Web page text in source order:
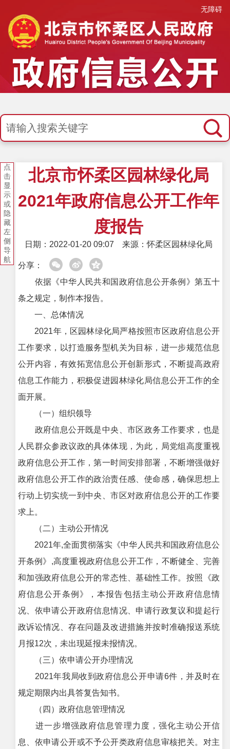
无障碍
点
击
显
示
或
隐
藏
左
侧
导
航
北京市怀柔区园林绿化局
2021年政府信息公开工作年
度报告
日期：2022-01-20 09:07 来源：怀柔区园林绿化局
分享：
依据《中华人民共和国政府信息公开条例》第五十
条之规定，制作本报告。
一、总体情况
2021年，区园林绿化局严格按照市区政府信息公开
工作要求，以打造服务型机关为目标，进一步规范信息
公开内容，有效拓宽信息公开创新形式，不断提高政府
信息工作能力，积极促进园林绿化局信息公开工作的全
面开展。
（一）组织领导
政府信息公开既是中央、市区政务工作要求，也是
人民群众参政议政的具体体现，为此，局党组高度重视
政府信息公开工作，第一时间安排部署，不断增强做好
政府信息公开工作的政治责任感、使命感，确保思想上
行动上切实统一到中央、市区对政府信息公开的工作要
求上。
（二）主动公开情况
2021年,全面贯彻落实《中华人民共和国政府信息公
开条例》,高度重视政府信息公开工作，不断健全、完善
和加强政府信息公开的常态性、基础性工作。按照《政
府信息公开条例》，本报告包括主动公开政府信息情
况、依申请公开政府信息情况、申请行政复议和提起行
政诉讼情况、存在问题及改进措施并按时准确报送系统
月报12次，未出现延报未报情况。
（三）依申请公开办理情况
2021年我局收到政府信息公开申请6件，并及时在
规定期限内出具答复告知书。
（四）政府信息管理情况
进一步增强政府信息管理力度，强化主动公开信
息、依申请公开或不予公开类政府信息审核把关。对主